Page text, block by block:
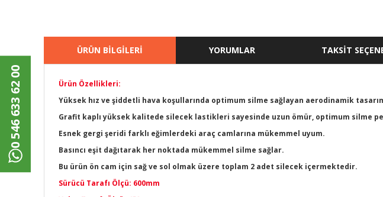
ÜRÜN BİLGİLERİ YORUMLAR TAKSİT
Ürün Özellikleri:
Yüksek hız ve şiddetli hava koşullarında optimum silme sağlayan aerodinamik
Grafit kaplı yüksek kalitede silecek lastikleri sayesinde uzun ömür, optimum silme
Esnek gergi şeridi farklı eğimlerdeki araç camlarına mükemmel uyum.
Basıncı eşit dağıtarak her noktada mükemmel silme sağlar.
Bu ürün ön cam için sağ ve sol olmak üzere toplam 2 adet silecek içermektedir.
Sürücü Tarafı Ölçü: 600mm
0 546 633 62 00